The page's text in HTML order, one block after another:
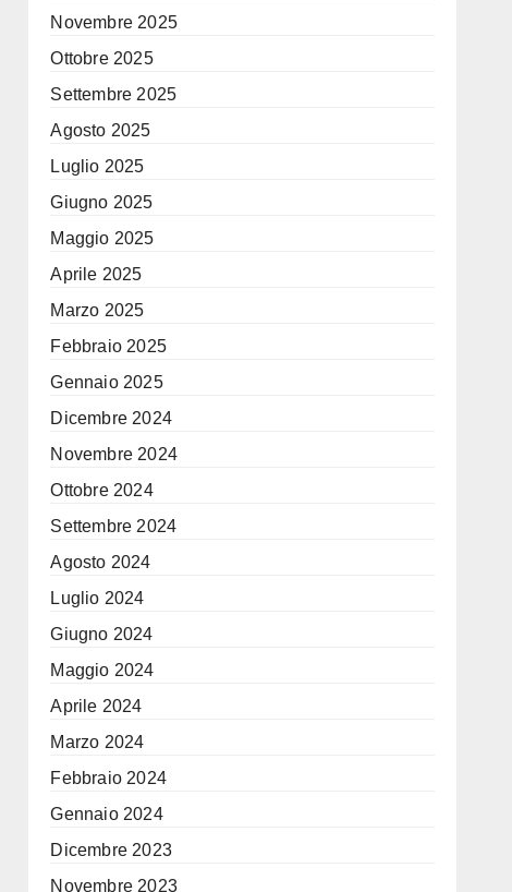
Novembre 2025
Ottobre 2025
Settembre 2025
Agosto 2025
Luglio 2025
Giugno 2025
Maggio 2025
Aprile 2025
Marzo 2025
Febbraio 2025
Gennaio 2025
Dicembre 2024
Novembre 2024
Ottobre 2024
Settembre 2024
Agosto 2024
Luglio 2024
Giugno 2024
Maggio 2024
Aprile 2024
Marzo 2024
Febbraio 2024
Gennaio 2024
Dicembre 2023
Novembre 2023